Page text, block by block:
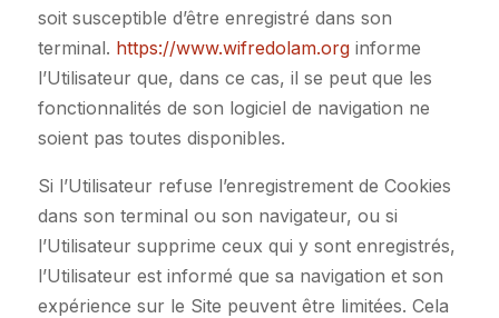
soit susceptible d’être enregistré dans son
terminal. https://www.wifredolam.orginforme
l’Utilisateur que, dans ce cas, il se peut que les
fonctionnalités de son logiciel de navigation ne
soient pas toutes disponibles.
Si l’Utilisateur refuse l’enregistrement de Cookies
dans son terminal ou son navigateur, ou si
l’Utilisateur supprime ceux qui y sont enregistrés,
l’Utilisateur est informé que sa navigation et son
expérience sur le Site peuvent être limitées. Cela